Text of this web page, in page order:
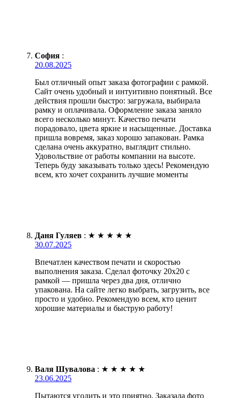
София :
20.08.2025
Был отличный опыт заказа фотографии с рамкой.
Сайт очень удобный и интуитивно понятный. Все
действия прошли быстро: загружала, выбирала
рамку и оплачивала. Оформление заказа заняло
всего несколько минут. Качество печати
порадовало, цвета яркие и насыщенные. Доставка
пришла вовремя, заказ хорошо запакован. Рамка
сделана очень аккуратно, выглядит стильно.
Удовольствие от работы компании на высоте.
Теперь буду заказывать только здесь! Рекомендую
всем, кто хочет сохранить лучшие моменты
Даня Гуляев : ★ ★ ★ ★ ★
30.07.2025
Впечатлен качеством печати и скоростью
выполнения заказа. Сделал фоточку 20х20 с
рамкой — пришла через два дня, отлично
упакована. На сайте легко выбрать, загрузить, все
просто и удобно. Рекомендую всем, кто ценит
хорошие материалы и быструю работу!
Валя Шувалова : ★ ★ ★ ★ ★
23.06.2025
Пытаются угодить и это приятно. Заказала фото